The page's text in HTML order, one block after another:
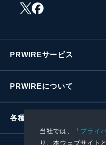
当社では、「プライ
り、本ウェブサイト
PRWIREサービス
PRWIREについて
各種お問い合わせ